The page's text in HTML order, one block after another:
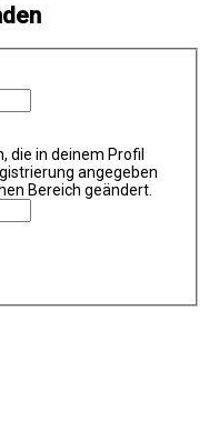
die in deinem Profil
angegeben
Bereich geändert.